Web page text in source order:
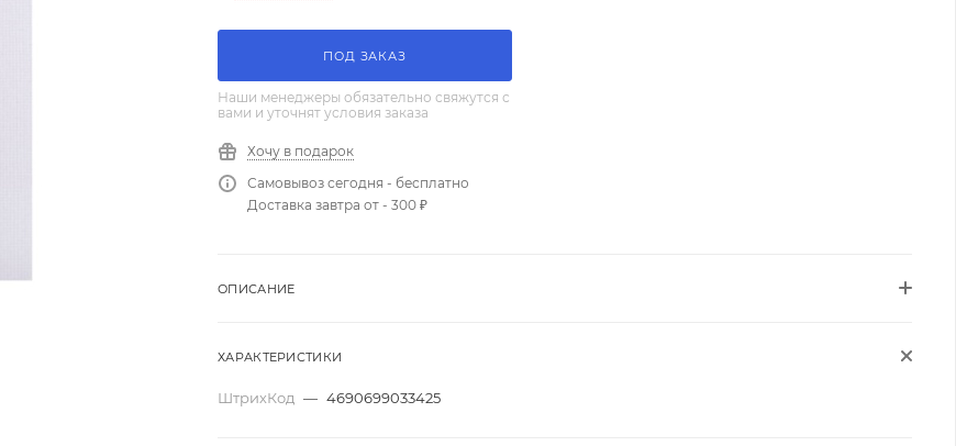
ПОД ЗАКАЗ
Наши менеджеры обязательно свяжутся с
вами и уточнят условия заказа
Хочу в подарок
Самовывоз сегодня - бесплатно
Доставка завтра от - 300 ₽
ОПИСАНИЕ
ХАРАКТЕРИСТИКИ
ШтрихКод — 4690699033425